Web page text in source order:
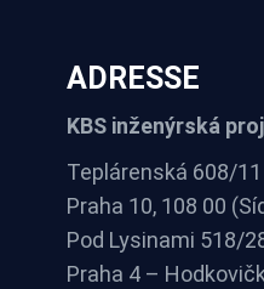
ADRESSE
KBS inženýrská
Teplárenská 608/11
Praha 10, 108 00
Pod Lysinami 518/
Praha 4 –